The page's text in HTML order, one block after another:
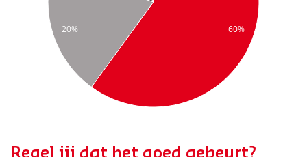
20% 60%
Regel jij dat het goed gebeurt?